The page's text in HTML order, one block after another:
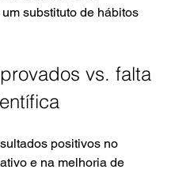
substituto de hábitos
vs. falta
positivos no
e na melhoria de